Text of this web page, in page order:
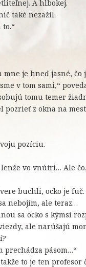
A hlbokej.
také nezažil.
mne je hneď jasné,
v tom sami,“
tomu temer
z okna na
pozíciu.
vo vnútri… Ale
buchli, ocko je
nebojím, ale teraz…
sa ocko s kýmsi
ale narúšajú
prechádza pásom…“
to je ten